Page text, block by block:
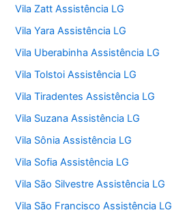
Vila Zatt Assistência LG
Vila Yara Assistência LG
Vila Uberabinha Assistência LG
Vila Tolstoi Assistência LG
Vila Tiradentes Assistência LG
Vila Suzana Assistência LG
Vila Sônia Assistência LG
Vila Sofia Assistência LG
Vila São Silvestre Assistência LG
Vila São Francisco Assistência LG